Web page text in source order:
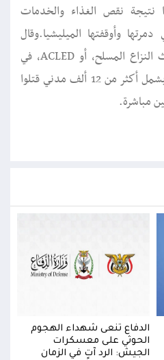
نتيجة نقص الغذاء والخدمات
وأوقفتها الميليشيا.وقال
مشروع بيانات الموقع وحدث النزاع المسلح، أو ACLED، في
تقريره الأخير إن عدد القتلى يشمل أكثر من 12 ألف مدني قتلوا
مباشرة.
الدفاع تنعى شهداء الهجوم
الحوثي على معسكرات
الجيش: الرد آتٍ في الزمان